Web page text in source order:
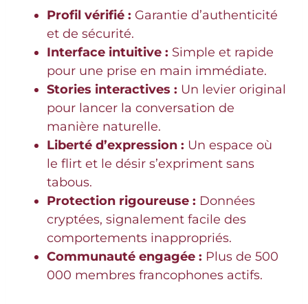
Profil vérifié : Garantie d’authenticité
et de sécurité.
Interface intuitive : Simple et rapide
pour une prise en main immédiate.
Stories interactives : Un levier original
pour lancer la conversation de
manière naturelle.
Liberté d’expression : Un espace où
le flirt et le désir s’expriment sans
tabous.
Protection rigoureuse : Données
cryptées, signalement facile des
comportements inappropriés.
Communauté engagée : Plus de 500
000 membres francophones actifs.